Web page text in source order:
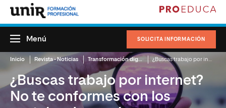
SOLICITA INFORMACIÓN
Menú
Inicio Revista - Noticias Transformación digital
¿Buscas trabajo por internet?
No te conformes con los